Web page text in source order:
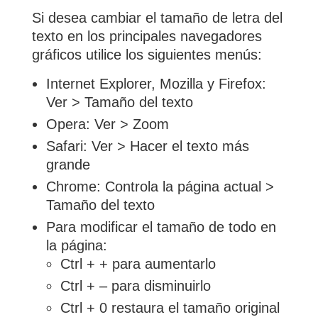
Si desea cambiar el tamaño de letra del
texto en los principales navegadores
gráficos utilice los siguientes menús:
Internet Explorer, Mozilla y Firefox:
Ver > Tamaño del texto
Opera: Ver > Zoom
Safari: Ver > Hacer el texto más
grande
Chrome: Controla la página actual >
Tamaño del texto
Para modificar el tamaño de todo en
la página:
Ctrl + + para aumentarlo
Ctrl + – para disminuirlo
Ctrl + 0 restaura el tamaño original